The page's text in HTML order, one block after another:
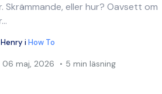
Skrämmande, eller hur? Oavsett om
iHow To
06 maj, 2026 5 min läsning